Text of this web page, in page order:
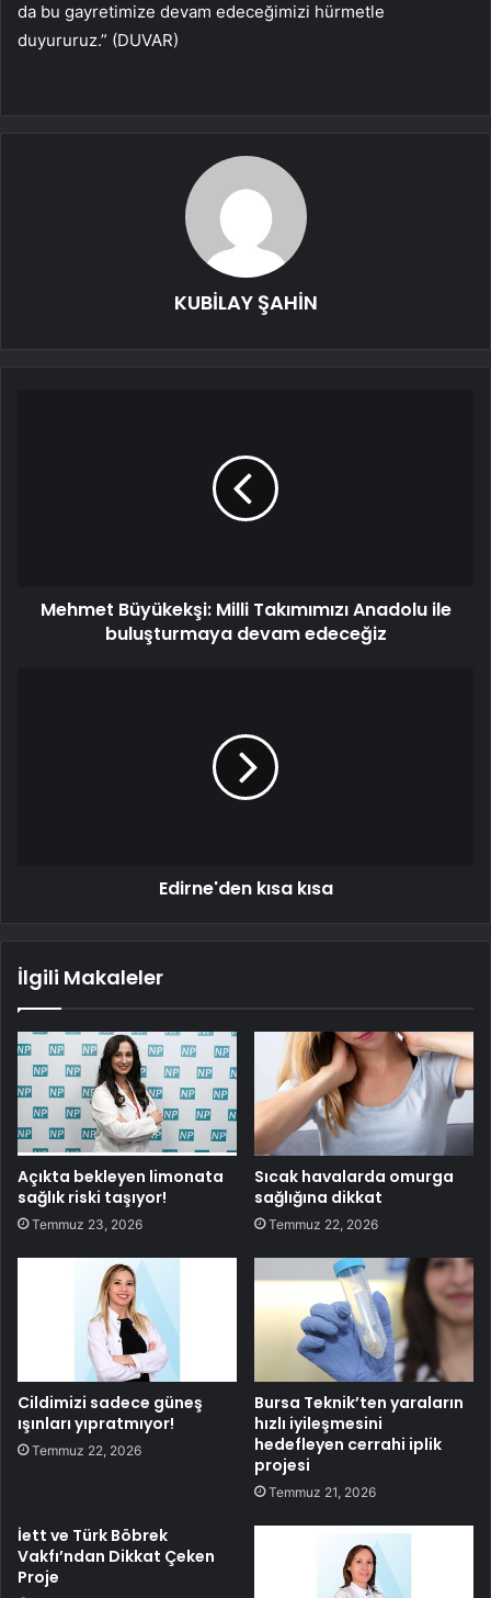
da bu gayretimize devam edeceğimizi hürmetle
duyururuz.” (DUVAR)
KUBİLAY ŞAHİN
Mehmet Büyükekşi: Milli Takımımızı Anadolu ile
buluşturmaya devam edeceğiz
Edirne'den kısa kısa
İlgili Makaleler
Açıkta bekleyen limonata
sağlık riski taşıyor!
Temmuz 23, 2026
Sıcak havalarda omurga
sağlığına dikkat
Temmuz 22, 2026
Cildimizi sadece güneş
ışınları yıpratmıyor!
Temmuz 22, 2026
Bursa Teknik’ten yaraların
hızlı iyileşmesini
hedefleyen cerrahi iplik
projesi
Temmuz 21, 2026
İett ve Türk Böbrek
Vakfı’ndan Dikkat Çeken
Proje